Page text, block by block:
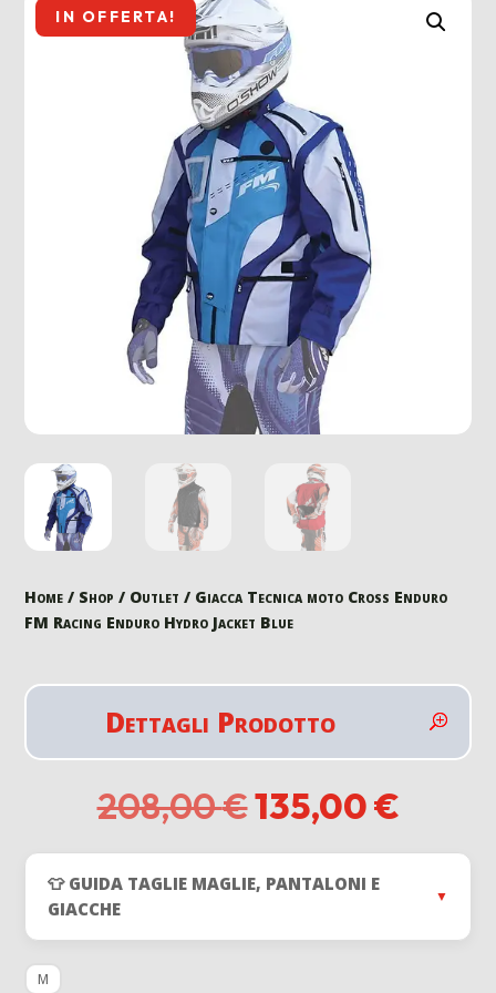
IN OFFERTA!
Home / Shop / Outlet / Giacca Tecnica moto Cross Enduro
FM Racing Enduro Hydro Jacket Blue
Dettagli Prodotto
208,00€Il
prezzo
originale
era:
208,00 €.
135,00€Il
👕 GUIDA TAGLIE MAGLIE, PANTALONI E
GIACCHE
▼
M